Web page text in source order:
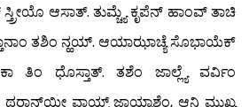
ಆಸಾತ್. ತುಮ್ಚ್ಯೆ ಕೃಪೆನ್ ಹಾಂವ್ ತಾಚಿ
ತಶಿಂ ನ್ಹಯ್. ಆಯಾಝಾಚ್ಯೆ ಸೊಭಾಯೆಕ್
ತಿಂ ಧೊಸ್ತಾತ್. ತಶೆಂ ಜಾಲ್ಲ್ಯೆ ವರ್ವಿಂ
ಥರಾನ್‍ಯೀ ವಾಯ್ಟ್ ಜಾಯ್ನಾಶೆಂ, ಆನಿ ಮುಖ್ಯ